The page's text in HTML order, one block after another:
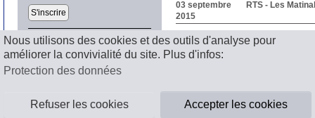
Nous utilisons des cookies et des outils d'analyse pour
améliorer la convivialité du site. Plus d'infos:
Protection des données
Refuser les cookies Accepter les cookies
S'inscrire
03 septembre
2015
RTS - Les
Précédent
1
2 3 4 5 6 7
Suivant